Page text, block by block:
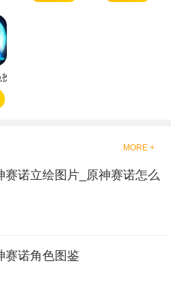
演游戏：重生
MORE +
赛诺立绘图片_原神赛诺怎么
赛诺角色图鉴